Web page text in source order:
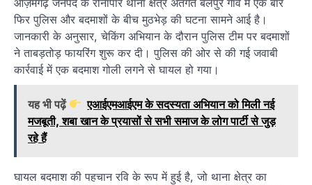
फिर पुलिस और बदमाशों के बीच मुठभेड़ की घटना सामने आई है।
जानकारी के अनुसार, चेकिंग अभियान के दौरान पुलिस टीम पर बदमाशों
ने ताबड़तोड़ फायरिंग शुरू कर दी। पुलिस की ओर से की गई जवाबी
कार्रवाई में एक बदमाश गोली लगने से घायल हो गया।
यह भी पढ़ें
एआईएमआईएम के सदस्यता अभियान को मिली नई
मजबूती, शबा खान के प्रयासों से सभी समाज के लोग पार्टी से जुड़
रहे हैं
घायल बदमाश की पहचान रवि के रूप में हुई है, जो थाना क्षेत्र का